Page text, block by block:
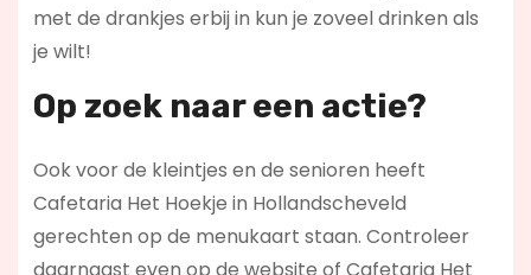
met de drankjes erbij in kun je zoveel drinken als
je wilt!
Op zoek naar een actie?
Ook voor de kleintjes en de senioren heeft
Cafetaria Het Hoekje in Hollandscheveld
gerechten op de menukaart staan. Controleer
daarnaast even op de website of Cafetaria Het